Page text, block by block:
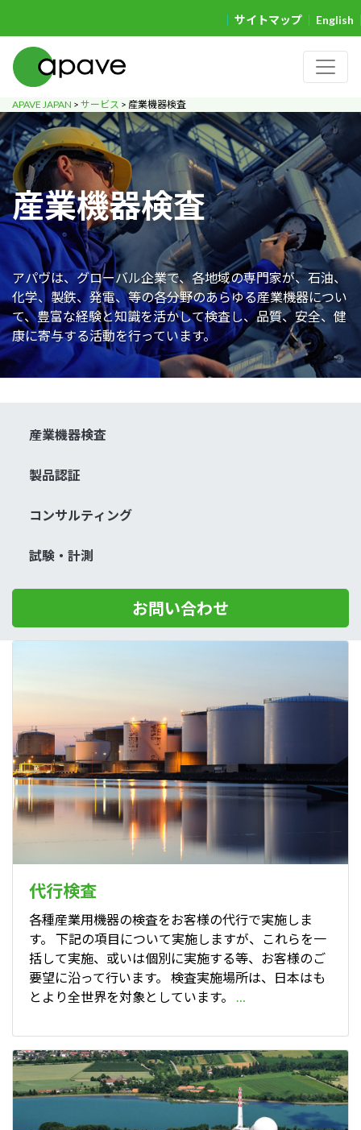
サイトマップ English
APAVE JAPAN > サービス > 産業機器検査
産業機器検査
アパヴは、グローバル企業で、各地域の専門家が、石油、
化学、製鉄、発電、等の各分野のあらゆる産業機器につい
て、豊富な経験と知識を活かして検査し、品質、安全、健
康に寄与する活動を行っています。
産業機器検査
製品認証
コンサルティング
試験・計測
お問い合わせ
代行検査
各種産業用機器の検査をお客様の代行で実施しま
す。 下記の項目について実施しますが、これらを一
括して実施、或いは個別に実施する等、お客様のご
要望に沿って行います。 検査実施場所は、日本はも
とより全世界を対象としています。